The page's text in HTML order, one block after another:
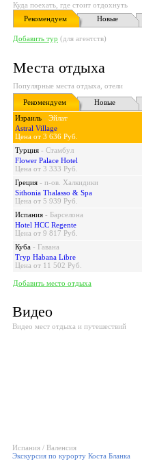
Куда поехать, где стоит отдохнуть
Рекомендуем
Новые
Добавить тур (для агентств)
Места отдыха
Популярные места отдыха, отели
Рекомендуем
Новые
Израиль - Эйлат
Astral Village
Цена от 3 636 Руб.
Турция - Стамбул
Flower Palace Hotel
Цена от 3 333 Руб.
Греция - п-ов. Халкидики
Sithonia Thalasso & Spa
Цена от 5 939 Руб.
Испания - Барселона
Hotel HCC Regente
Цена от 9 817 Руб.
Куба - Гавана
Tryp Habana Libre
Цена от 11 502 Руб.
Добавить место отдыха
Видео
Видео мест отдыха и путешествий
Испания / Валенсия
Экскурсия по курорту Коста Бланка